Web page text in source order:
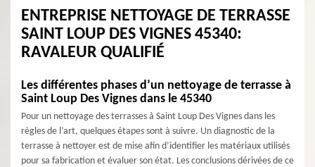
ENTREPRISE NETTOYAGE DE TERRASSE
SAINT LOUP DES VIGNES 45340:
RAVALEUR QUALIFIÉ
Les différentes phases d’un nettoyage de terrasse à
Saint Loup Des Vignes dans le 45340
Pour un nettoyage des terrasses à Saint Loup Des Vignes dans les
règles de l’art, quelques étapes sont à suivre. Un diagnostic de la
terrasse à nettoyer est de mise afin d’identifier les matériaux utilisés
pour sa fabrication et évaluer son état. Les conclusions dérivées de ce